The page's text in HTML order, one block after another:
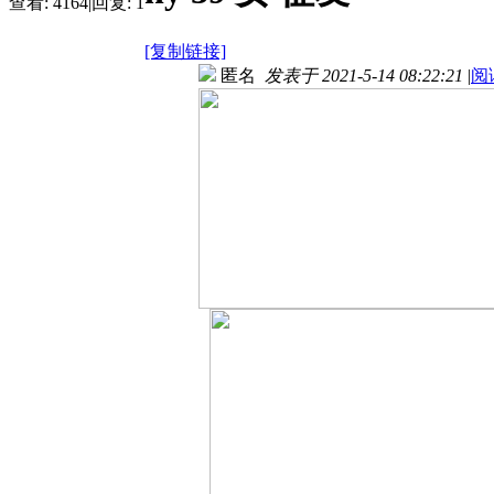
[复制链接]
匿名 发表于 2021-5-14 08:22:21 |阅